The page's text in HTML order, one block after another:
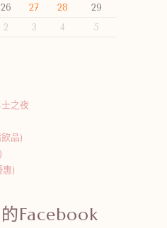
26 27 28
29
2 3 4 5
之夜
品)
惠)
Facebook